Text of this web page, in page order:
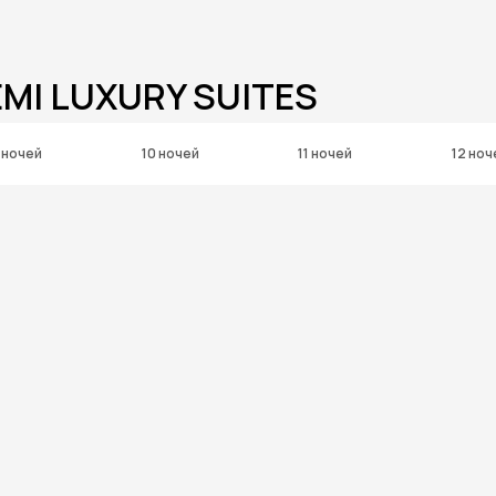
LUXURY SUITES
10 ночей 11 ночей 12